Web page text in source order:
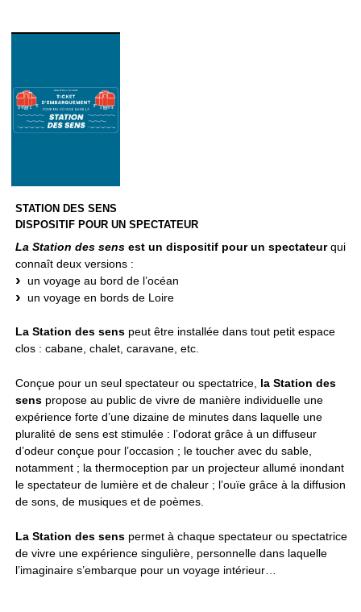
STATION DES SENS
DISPOSITIF POUR UN SPECTATEUR
La Station des sensest un dispositif pour un spectateurqui
connaît deux versions :
un voyage au bord de l’océan
un voyage en bords de Loire
La Station des senspeut être installée dans tout petit espace
clos : cabane, chalet, caravane, etc.
Conçue pour un seul spectateur ou spectatrice, la Station des
senspropose au public de vivre de manière individuelle une
expérience forte d’une dizaine de minutes dans laquelle une
pluralité de sens est stimulée : l’odorat grâce à un diffuseur
d’odeur conçue pour l’occasion ; le toucher avec du sable,
notamment ; la thermoception par un projecteur allumé inondant
le spectateur de lumière et de chaleur ; l’ouïe grâce à la diffusion
de sons, de musiques et de poèmes.
La Station des senspermet à chaque spectateur ou spectatrice
de vivre une expérience singulière, personnelle dans laquelle
l’imaginaire s’embarque pour un voyage intérieur…